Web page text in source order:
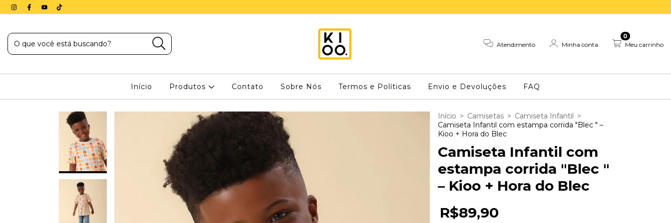
Atendimento Minha conta Meu carrinho
0
Início Produtos Contato Sobre Nós Termos e Políticas Envio e Devoluções FAQ
Início > Camisetas > Camiseta Infantil >
Camiseta Infantil com estampa corrida "Blec " –
Kioo + Hora do Blec
Camiseta Infantil com
estampa corrida "Blec "
– Kioo + Hora do Blec
R$89,90